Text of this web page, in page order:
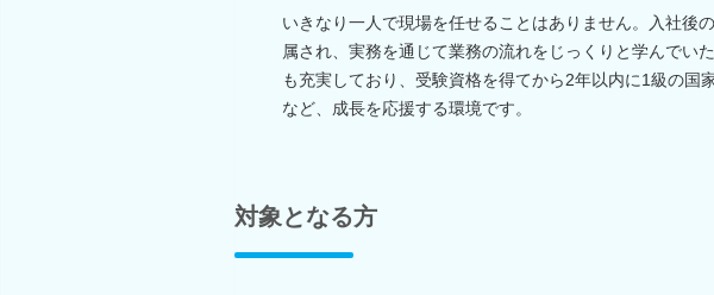
いきなり一人で現場を任せることはありません。入社後
属され、実務を通じて業務の流れをじっくりと学んでい
も充実しており、受験資格を得てから2年以内に1級の国
など、成長を応援する環境です。
対象となる方